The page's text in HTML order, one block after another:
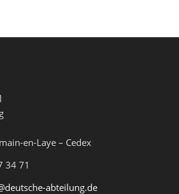
en-Laye – Cedex
34 71
abteilung.de